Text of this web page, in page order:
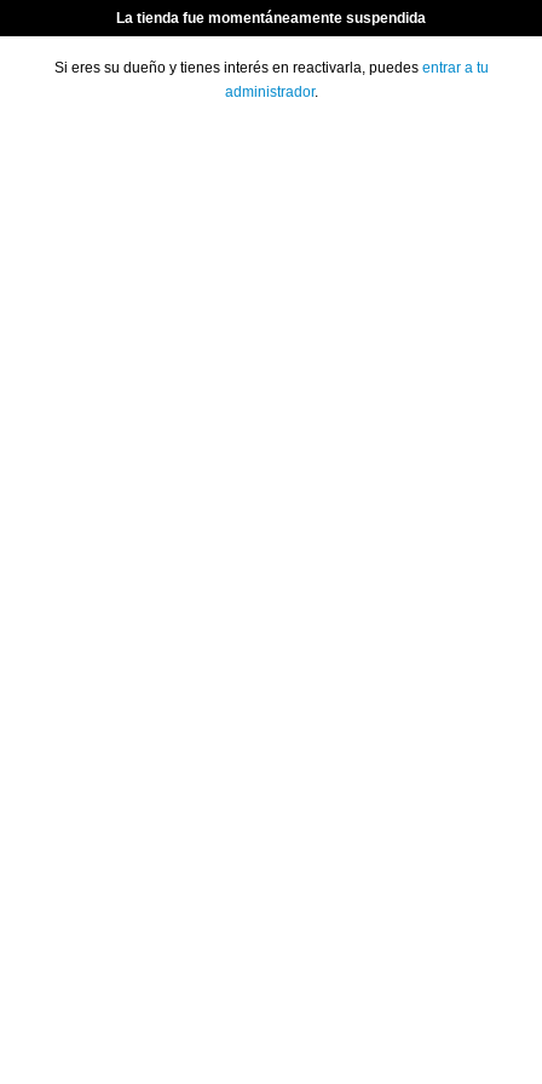
La tienda fue momentáneamente suspendida
Si eres su dueño y tienes interés en reactivarla, puedes entrar a tu
administrador.